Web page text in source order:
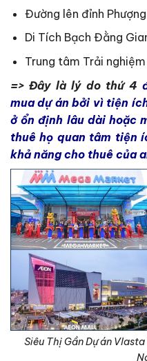
Đường lên đỉnh
Di Tích Bạch Đằng
Trung tâm Trải
=> Đây là lý do thứ 4
mua dự án bởi vì tiện
ở ổn định lâu dài hoặc
thuê họ quan tâm tiện
khả năng cho thuê của
Siêu Thị Gần Dự án